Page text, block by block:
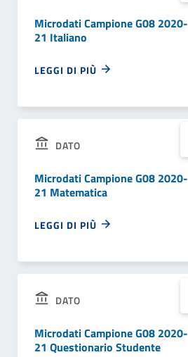
Microdati Campione G08 2020-
21 Italiano
LEGGI DI PIÙ
DATO
Microdati Campione G08 2020-
21 Matematica
LEGGI DI PIÙ
DATO
Microdati Campione G08 2020-
21 Questionario Studente